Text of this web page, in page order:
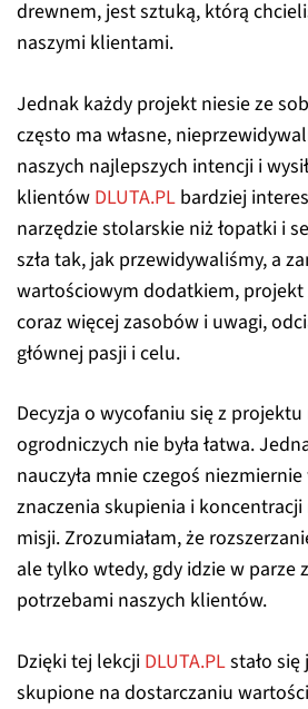
drewnem, jest sztuką, którą
naszymi klientami.
Jednak każdy projekt niesie ze
często ma własne,
naszych najlepszych intencji i
klientów DLUTA.PL bardziej
narzędzie stolarskie niż łopatki i
szła tak, jak przewidywaliśmy, a
wartościowym dodatkiem, projekt
coraz więcej zasobów i uwagi,
głównej pasji i celu.
Decyzja o wycofaniu się z
ogrodniczych nie była łatwa.
nauczyła mnie czegoś
znaczenia skupienia i koncentracji
misji. Zrozumiałam, że
ale tylko wtedy, gdy idzie w parze
potrzebami naszych klientów.
Dzięki tej lekcji DLUTA.PLstało
skupione na dostarczaniu